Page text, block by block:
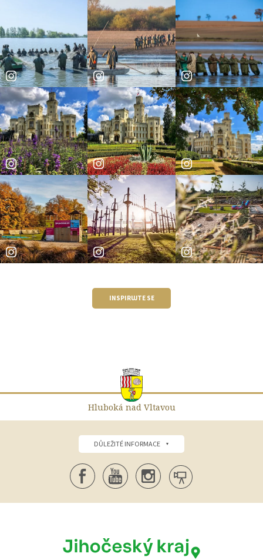
INSPIRUJTE SE
Hluboká nad Vltavou
DŮLEŽITÉ INFORMACE